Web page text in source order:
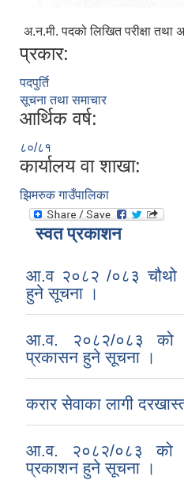
अ.न.मी. पदको लिखित परीक्षा तथा
प्रकार:
पदपुर्ति
सूचना तथा समाचार
आर्थिक वर्ष:
८०/८१
कार्यालय वा शाखा:
झिमरुक गाउँपालिका
स्वत प्रकाशन
आ.व २०८२ /०८३ चौथो
हुने सूचना ।
आ.व. २०८२/०८३ को
प्रकासन हुने सूचना ।
करार सेवाका लागी
आ.व. २०८२/०८३ को
प्रकाशन हुने सूचना ।